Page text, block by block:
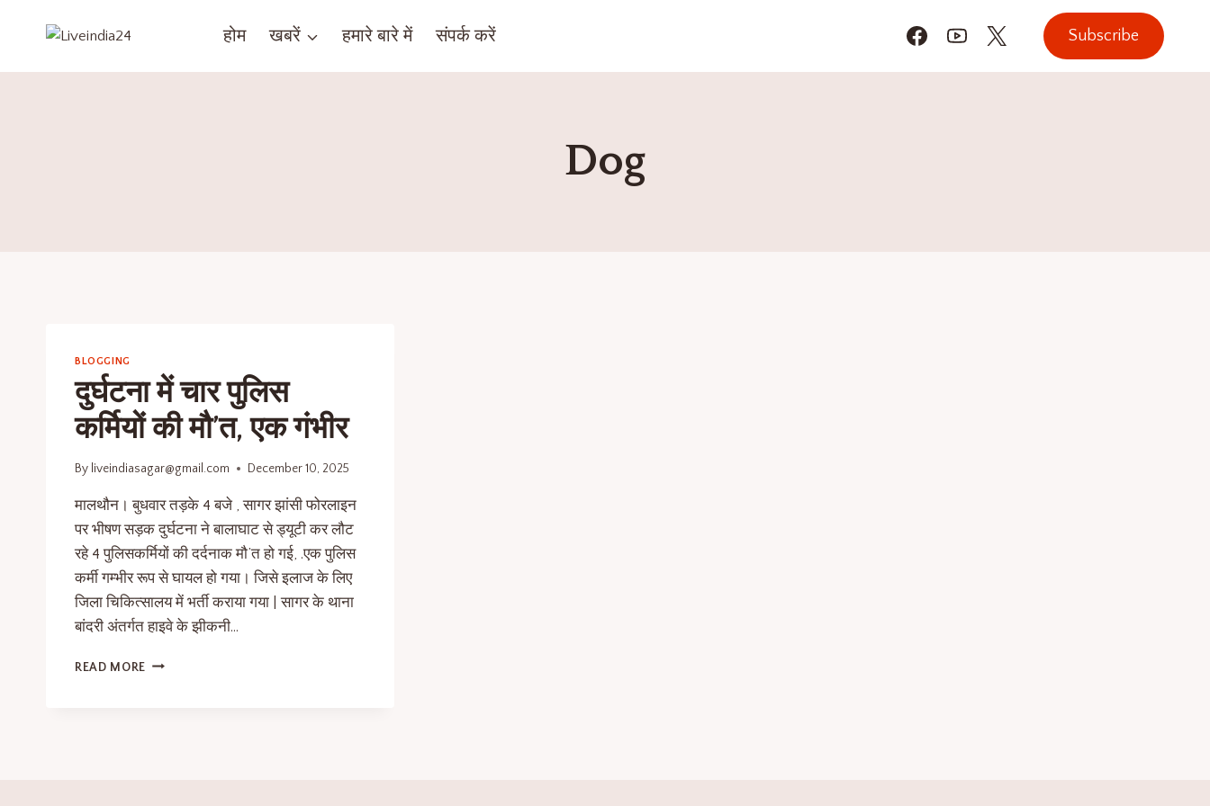
होम खबरें हमारे बारे में संपर्क करें Subscribe
Dog
BLOGGING
दुर्घटना में चार पुलिस
कर्मियों की मौ’त, एक गंभीर
By liveindiasagar@gmail.com December 10, 2025
मालथौन। बुधवार तड़के 4 बजे , सागर झांसी फोरलाइन
पर भीषण सड़क दुर्घटना ने बालाघाट से ड्यूटी कर लौट
रहे 4 पुलिसकर्मियों की दर्दनाक मौ’त हो गई, .एक पुलिस
कर्मी गम्भीर रूप से घायल हो गया। जिसे इलाज के लिए
जिला चिकित्सालय में भर्ती कराया गया | सागर के थाना
बांदरी अंतर्गत हाइवे के झीकनी…
READ MORE